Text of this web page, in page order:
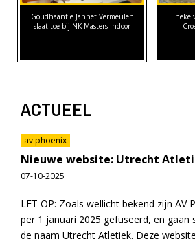
Goudhaantje Jannet Vermeulen
slaat toe bij NK Masters Indoor
Ineke
ACTUEEL
av phoenix
Nieuwe website: Utrecht
07-10-2025
LET OP: Zoals wellicht bekend zijn AV
per 1 januari 2025 gefuseerd, en gaan
de naam Utrecht Atletiek. Deze